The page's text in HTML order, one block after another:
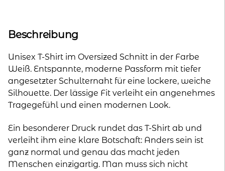
-
"Clique"
Menge
Beschreibung
Unisex T-Shirt im Oversized Schnitt in der Farbe
Weiß. Entspannte, moderne Passform mit tiefer
angesetzter Schulternaht für eine lockere, weiche
Silhouette. Der lässige Fit verleiht ein angenehmes
Tragegefühl und einen modernen Look.
Ein besonderer Druck rundet das T-Shirt ab und
verleiht ihm eine klare Botschaft: Anders sein ist
ganz normal und genau das macht jeden
Menschen einzigartig. Man muss sich nicht